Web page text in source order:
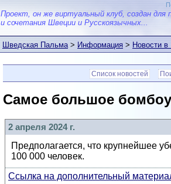
Проект, он же виртуальный клуб, создан для
и сочетания Швеции и Русскоязычных...
Шведская Пальма>Информация>Новости
Список новостей
Самое большое
2 апреля 2024 г.
Предполагается, что крупнейшее
100 000 человек.
Ссылка на дополнительный